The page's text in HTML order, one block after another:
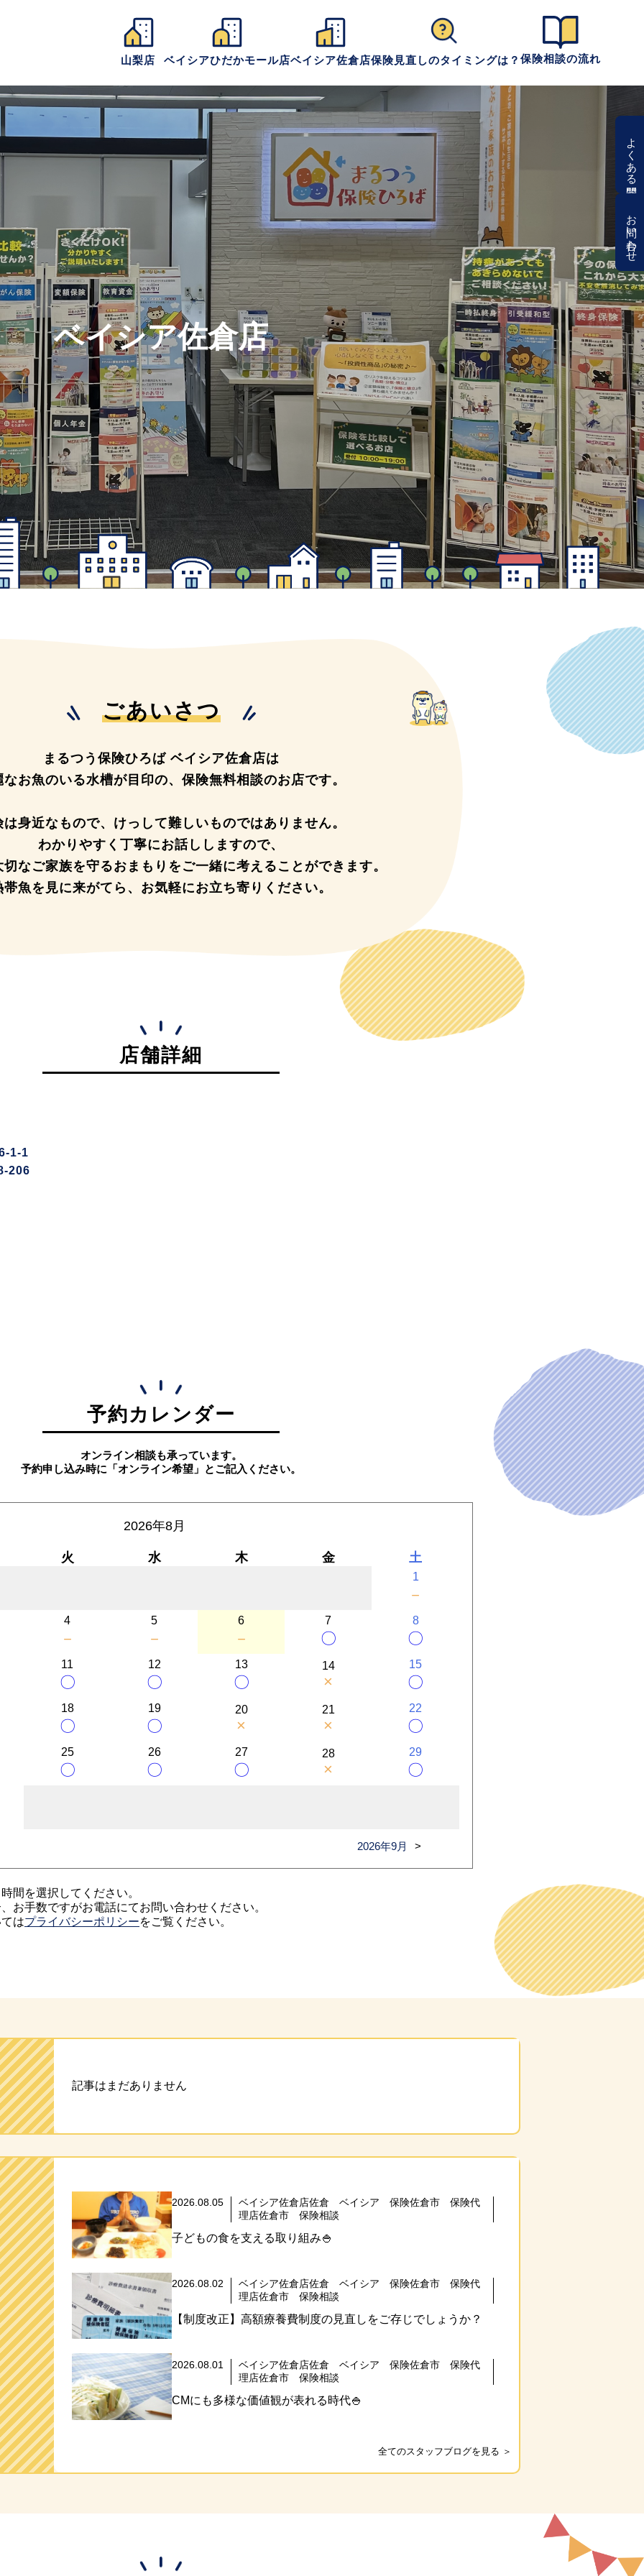
山梨店 ベイシアひだかモール店ベイシア佐倉店保険見直しのタイミングは？ 保険相談の流れ
よくある質問
お問い合わせ
ベイシア佐倉店
ごあいさつ
まるつう保険ひろば ベイシア佐倉店は
なお魚のいる水槽が目印の、 保険無料相談のお店です。
身近なもので、 けっして難しいものではありません。
わかりやすく丁寧にお話ししますので、
なご家族を守るおまもりを ご一緒に考えることができます。
帯魚を見に来がてら、 お気軽にお立ち寄りください。
店舗詳細
1-1
206
予約カレンダー
オンライン相談も承っています。
予約申し込み時に「オンライン希望」とご記入ください。
2026年8月
火 水 木 金 土
1
－
4
－
5
－
6
－
7
〇
8
〇
11
〇
12
〇
13
〇
14
×
15
〇
18
〇
19
〇
20
×
21
×
22
〇
25
〇
26
〇
27
〇
28
×
29
〇
2026年9月
間を選択してください。
お手数ですがお電話にてお問い合わせください。
はプライバシーポリシーをご覧ください。
記事はまだありません
2026.08.05
ベイシア佐倉店佐倉 ベイシア 保険佐倉市 保険代
理店佐倉市 保険相談
子どもの食を支える取り組み🍚
2026.08.02
ベイシア佐倉店佐倉 ベイシア 保険佐倉市 保険代
理店佐倉市 保険相談
【制度改正】高額療養費制度の見直しをご存じでしょうか？
2026.08.01
ベイシア佐倉店佐倉 ベイシア 保険佐倉市 保険代
理店佐倉市 保険相談
CMにも多様な価値観が表れる時代🍚
全てのスタッフブログを見る ＞